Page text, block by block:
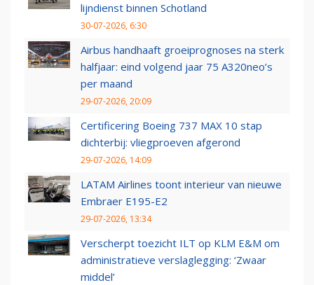
lijndienst binnen Schotland
30-07-2026, 6:30
Airbus handhaaft groeiprognoses na sterk
halfjaar: eind volgend jaar 75 A320neo’s
per maand
29-07-2026, 20:09
Certificering Boeing 737 MAX 10 stap
dichterbij: vliegproeven afgerond
29-07-2026, 14:09
LATAM Airlines toont interieur van nieuwe
Embraer E195-E2
29-07-2026, 13:34
Verscherpt toezicht ILT op KLM E&M om
administratieve verslaglegging: ‘Zwaar
middel’